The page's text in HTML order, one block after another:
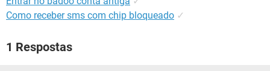
Como receber sms com chip bloqueado ✓
1 Respostas